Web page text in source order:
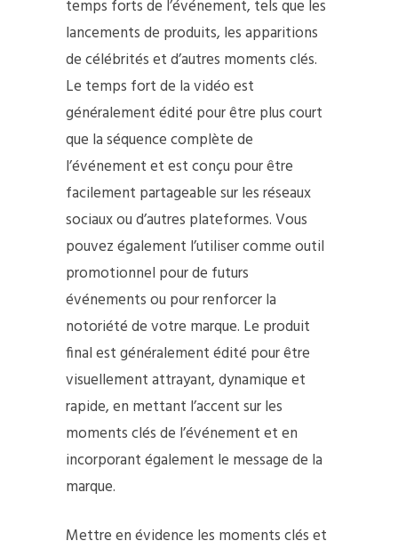
temps forts de l’événement, tels que les
lancements de produits, les apparitions
de célébrités et d’autres moments clés.
Le temps fort de la vidéo est
généralement édité pour être plus court
que la séquence complète de
l’événement et est conçu pour être
facilement partageable sur les réseaux
sociaux ou d’autres plateformes. Vous
pouvez également l’utiliser comme outil
promotionnel pour de futurs
événements ou pour renforcer la
notoriété de votre marque. Le produit
final est généralement édité pour être
visuellement attrayant, dynamique et
rapide, en mettant l’accent sur les
moments clés de l’événement et en
incorporant également le message de la
marque.
Mettre en évidence les moments clés et